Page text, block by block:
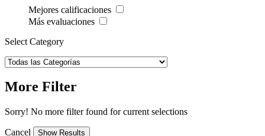
Mejores calificaciones
Más evaluaciones
Select Category
More Filter
Sorry! No more filter found for current selections
Cancel